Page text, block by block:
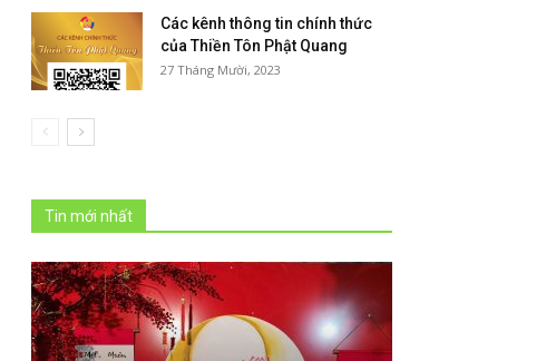
Các kênh thông tin chính thức
của Thiền Tôn Phật Quang
27 Tháng Mười, 2023
Tin mới nhất